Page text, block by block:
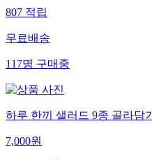
807 적립
무료배송
117명 구매중
하루 한끼 샐러드 9종 골라담기
7,000원